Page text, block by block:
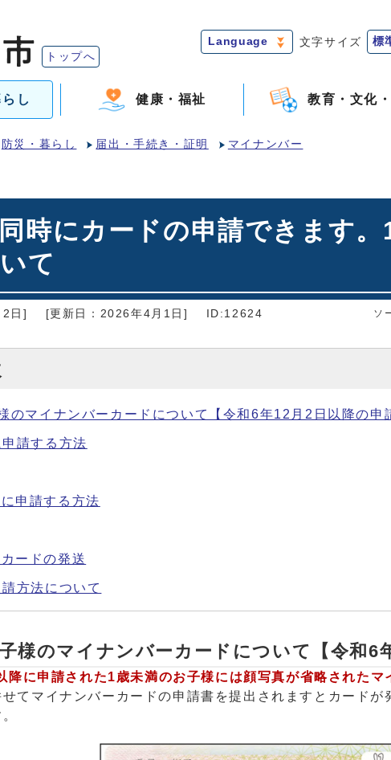
トップへ
Language 文字サイズ 標
し 健康・福祉 教育・文化
防災・暮らし 届出・手続き・証明 マイナンバー
時にカードの申請できます
て
日] [更新日：2026年4月1日] ID:12624 ソ
のマイナンバーカードについて【令和6年12月2日以降の申
請する方法
申請する方法
ードの発送
方法について
様のマイナンバーカードについて【令和6
降に申請された1歳未満のお子様には顔写真が省略されたマ
てマイナンバーカードの申請書を提出されますとカード